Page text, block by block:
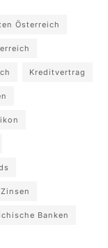
Österreich
Kreditvertrag
Zinsen
Banken